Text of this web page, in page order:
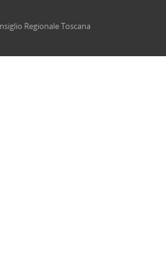
Regionale Toscana